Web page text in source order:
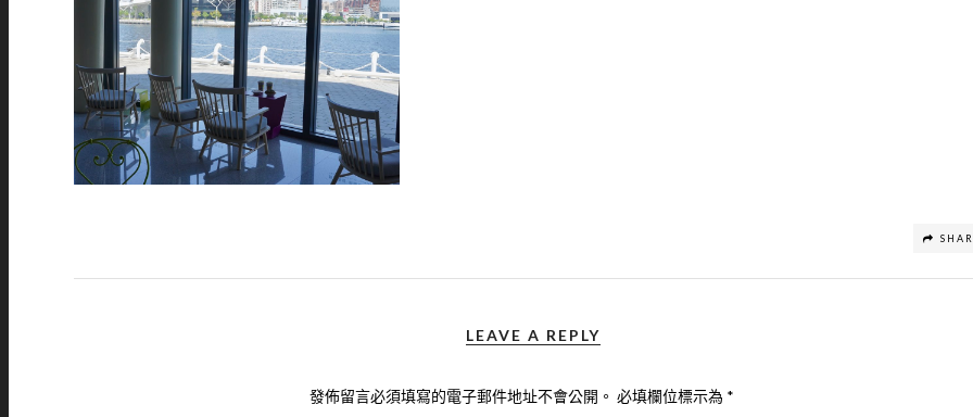
LEAVE A REPLY
發佈留言必須填寫的電子郵件地址不會公開。 必填欄位標示為 *